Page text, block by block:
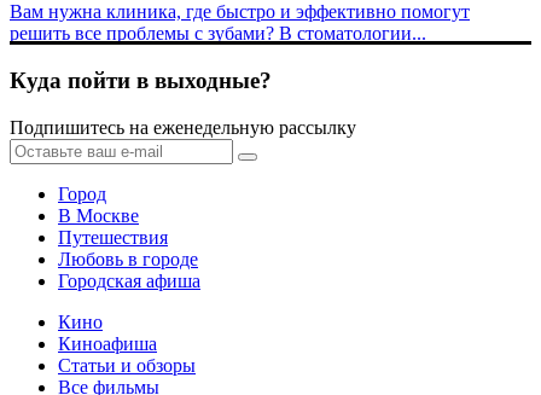
Вам нужна клиника, где быстро и эффективно помогут
решить все проблемы с зубами? В стоматологии...
Куда пойти в выходные?
Подпишитесь на еженедельную рассылку
Город
В Москве
Путешествия
Любовь в городе
Городская афиша
Кино
Киноафиша
Статьи и обзоры
Все фильмы